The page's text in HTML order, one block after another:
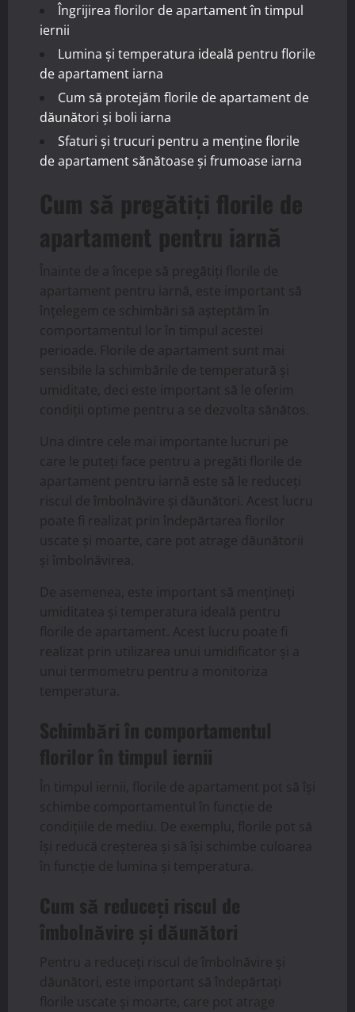
Îngrijirea florilor de apartament în timpul
iernii
Lumina și temperatura ideală pentru florile
de apartament iarna
Cum să protejăm florile de apartament de
dăunători și boli iarna
Sfaturi și trucuri pentru a menține florile
de apartament sănătoase și frumoase iarna
Cum să pregătiți florile de
apartament pentru iarnă
Înainte de a începe să pregătiți florile de
apartament pentru iarnă, este important să
înțelegem ce schimbări să așteptăm în
comportamentul lor în timpul acestei
perioade. Florile de apartament sunt mai
sensibile la schimbările de temperatură și
umiditate, deci este important să le oferim
condiții optime pentru a se dezvolta sănătos.
Una dintre cele mai importante lucruri pe
care le puteți face pentru a pregăti florile de
apartament pentru iarnă este să le reduceți
riscul de îmbolnăvire și dăunători. Acest lucru
poate fi realizat prin îndepărtarea florilor
uscate și moarte, care pot atrage dăunătorii
și îmbolnăvirea.
De asemenea, este important să mențineți
umiditatea și temperatura ideală pentru
florile de apartament. Acest lucru poate fi
realizat prin utilizarea unui umidificator și a
unui termometru pentru a monitoriza
temperatura.
Schimbări în comportamentul
florilor în timpul iernii
În timpul iernii, florile de apartament pot să își
schimbe comportamentul în funcție de
condițiile de mediu. De exemplu, florile pot să
își reducă creșterea și să își schimbe culoarea
în funcție de lumina și temperatura.
Cum să reduceți riscul de
îmbolnăvire și dăunători
Pentru a reduceți riscul de îmbolnăvire și
dăunători, este important să îndepărtați
florile uscate și moarte, care pot atrage